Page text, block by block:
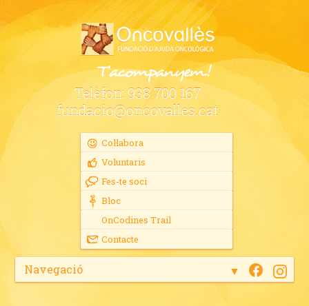
Col·labora
Voluntaris
Fes-te soci
Bloc
OnCodines Trail
Contacte
Telèfon: 938 700 167
fundacio@oncovalles.cat
Navegació ▼